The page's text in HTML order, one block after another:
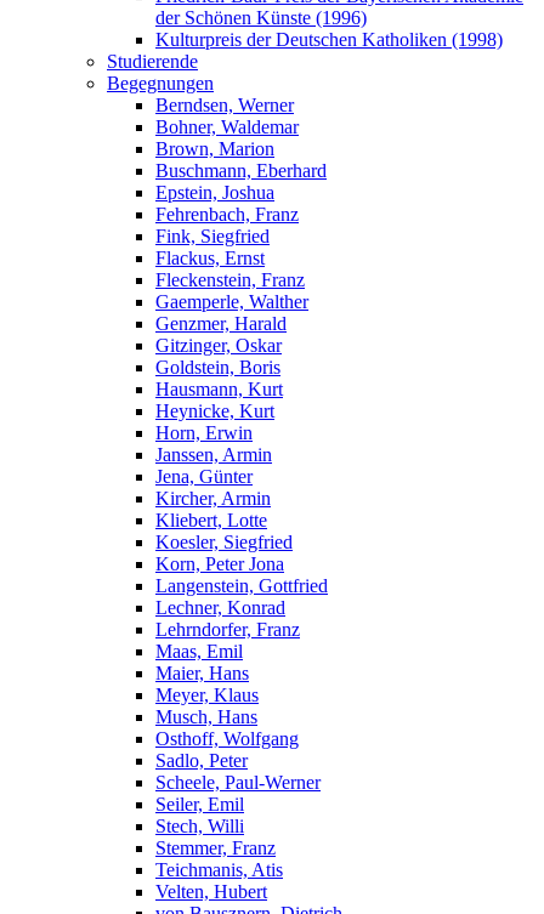
der Schönen Künste (1996)
Kulturpreis der Deutschen Katholiken (1998)
Studierende
Begegnungen
Berndsen, Werner
Bohner, Waldemar
Brown, Marion
Buschmann, Eberhard
Epstein, Joshua
Fehrenbach, Franz
Fink, Siegfried
Flackus, Ernst
Fleckenstein, Franz
Gaemperle, Walther
Genzmer, Harald
Gitzinger, Oskar
Goldstein, Boris
Hausmann, Kurt
Heynicke, Kurt
Horn, Erwin
Janssen, Armin
Jena, Günter
Kircher, Armin
Kliebert, Lotte
Koesler, Siegfried
Korn, Peter Jona
Langenstein, Gottfried
Lechner, Konrad
Lehrndorfer, Franz
Maas, Emil
Maier, Hans
Meyer, Klaus
Musch, Hans
Osthoff, Wolfgang
Sadlo, Peter
Scheele, Paul-Werner
Seiler, Emil
Stech, Willi
Stemmer, Franz
Teichmanis, Atis
Velten, Hubert